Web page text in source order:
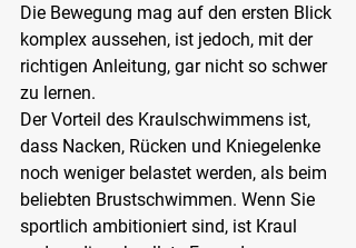
Die Bewegung mag auf den ersten Blick
komplex aussehen, ist jedoch, mit der
richtigen Anleitung, gar nicht so schwer
zu lernen.
Der Vorteil des Kraulschwimmens ist,
dass Nacken, Rücken und Kniegelenke
noch weniger belastet werden, als beim
beliebten Brustschwimmen. Wenn Sie
sportlich ambitioniert sind, ist Kraul